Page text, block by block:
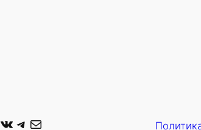
ВКонтакте Telegram Почта